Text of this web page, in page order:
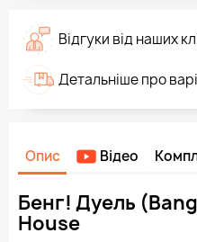
Відгуки від наших
Детальніше про
Опис Відео
Бенг! Дуель
House